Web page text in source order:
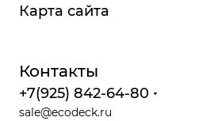
Карта сайта
Контакты
+7(925) 842-64-80
sale@ecodeck.ru